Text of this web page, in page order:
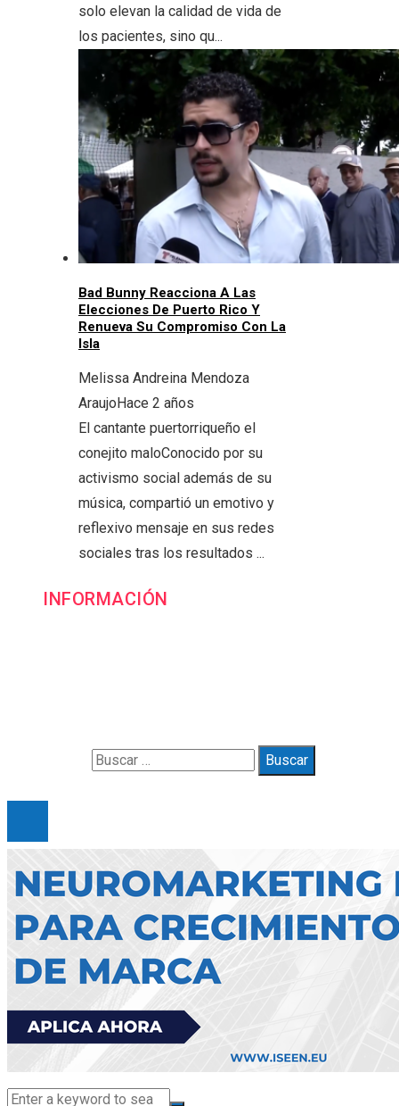
solo elevan la calidad de vida de
los pacientes, sino qu...
Bad Bunny Reacciona A Las
Elecciones De Puerto Rico Y
Renueva Su Compromiso Con La
Isla
Melissa Andreina Mendoza
AraujoHace 2 años
El cantante puertorriqueño el
conejito maloConocido por su
activismo social además de su
música, compartió un emotivo y
reflexivo mensaje en sus redes
sociales tras los resultados ...
INFORMACIÓN